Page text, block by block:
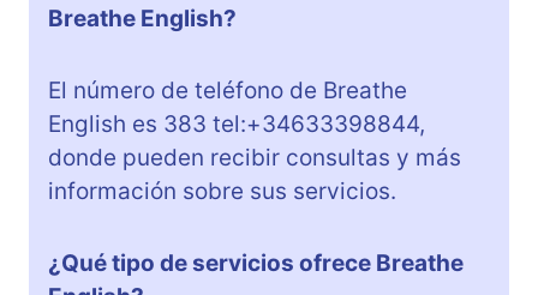
Breathe English?
El número de teléfono de Breathe
English es 383 tel:+34633398844,
donde pueden recibir consultas y más
información sobre sus servicios.
¿Qué tipo de servicios ofrece Breathe